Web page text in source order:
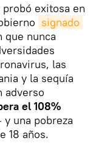
exitosa en
signado
que nunca
las
y la sequía
adverso
el 108%
una pobreza
18 años.